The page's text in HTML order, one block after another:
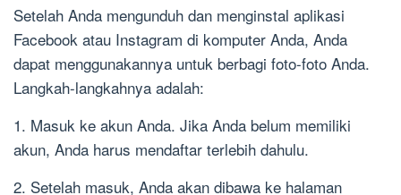
Setelah Anda mengunduh dan menginstal aplikasi
Facebook atau Instagram di komputer Anda, Anda
dapat menggunakannya untuk berbagi foto-foto Anda.
Langkah-langkahnya adalah:
1. Masuk ke akun Anda. Jika Anda belum memiliki
akun, Anda harus mendaftar terlebih dahulu.
2. Setelah masuk, Anda akan dibawa ke halaman